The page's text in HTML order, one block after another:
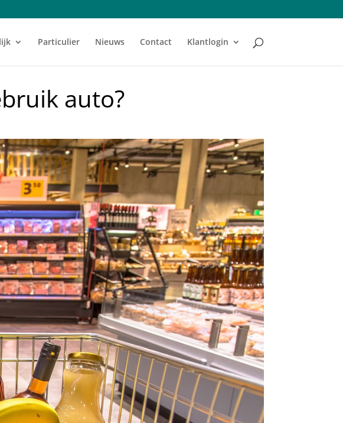
Particulier Nieuws Contact Klantlogin
auto?